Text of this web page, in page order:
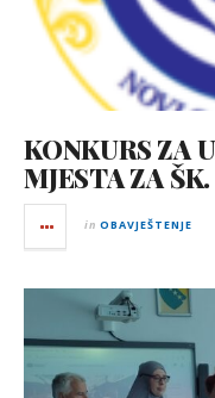
KONKURS ZA
MJESTA ZA
in OBAVJEŠTENJE